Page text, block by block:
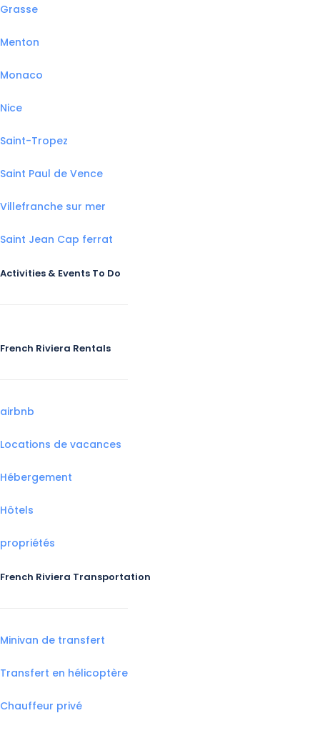
Grasse
Menton
Monaco
Nice
Saint-Tropez
Saint Paul de Vence
Villefranche sur mer
Saint Jean Cap ferrat
Activities & Events To Do
French Riviera Rentals
airbnb
Locations de vacances
Hébergement
Hôtels
propriétés
French Riviera Transportation
Minivan de transfert
Transfert en hélicoptère
Chauffeur privé